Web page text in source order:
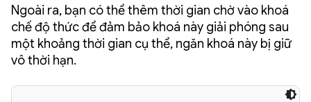
Ngoài ra, bạn có thể thêm thời gian chờ vào khoá
chế độ thức để đảm bảo khoá này giải phóng sau
một khoảng thời gian cụ thể, ngăn khoá này bị giữ
vô thời hạn.